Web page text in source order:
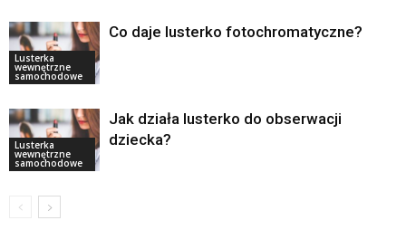
Lusterka
wewnętrzne
samochodowe
Co daje lusterko fotochromatyczne?
Lusterka
wewnętrzne
samochodowe
Jak działa lusterko do obserwacji
dziecka?